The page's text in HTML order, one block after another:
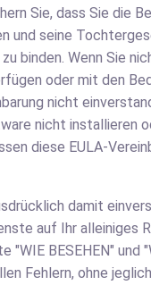
Sie, dass Sie die
und seine
binden. Wenn Sie
oder mit den
nicht
nicht installieren
diese EULA-
damit
auf Ihr alleiniges
"WIE BESEHEN" und
Fehlern, ohne